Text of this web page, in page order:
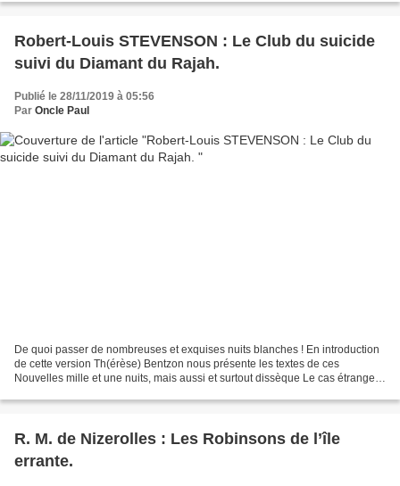
Robert-Louis STEVENSON : Le Club du suicide
suivi du Diamant du Rajah.
Publié le 28/11/2019 à 05:56
Par Oncle Paul
De quoi passer de nombreuses et exquises nuits blanches ! En introduction
de cette version Th(érèse) Bentzon nous présente les textes de ces
Nouvelles mille et une nuits, mais aussi et surtout dissèque Le cas étrange
R. M. de Nizerolles : Les Robinsons de l’île
errante.